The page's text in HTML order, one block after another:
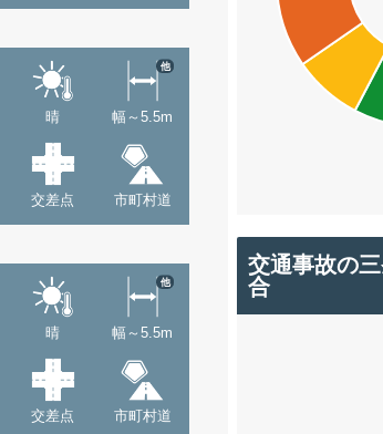
晴 幅～5.5m
他
交差点 市町村道
晴 幅～5.5m
他
交差点 市町村道
交通事故の
合